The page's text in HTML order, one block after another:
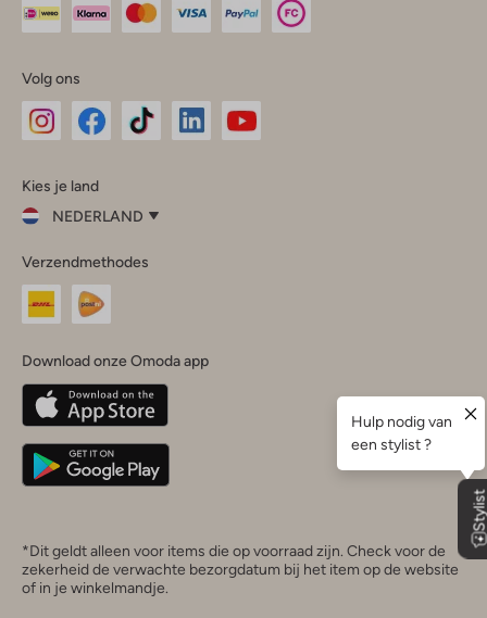
Volg ons
InstagramFacebook
Kies je land
NEDERLAND
je
land
Nederland
Belgique(Français)
Deutschland
Verzendmethodes
Download onze Omoda app
*Dit geldt alleen voor items die op voorraad zijn. Check voor de
zekerheid de verwachte bezorgdatum bij het item op de website
of in je winkelmandje.